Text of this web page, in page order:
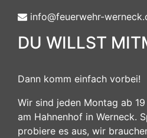
info@feuerwehr-
DU WILLST
Dann komm einfach vorbei!
Wir sind jeden Montag ab
am Hahnenhof in Werneck.
probiere es aus, wir